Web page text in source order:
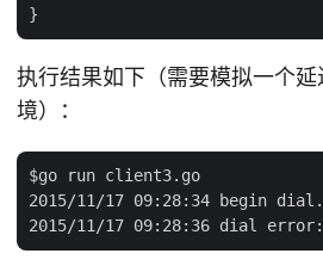
执行结果如下（需要模拟一个
境）：
$go run client3.go
2015/11/17 09:28:34 begin